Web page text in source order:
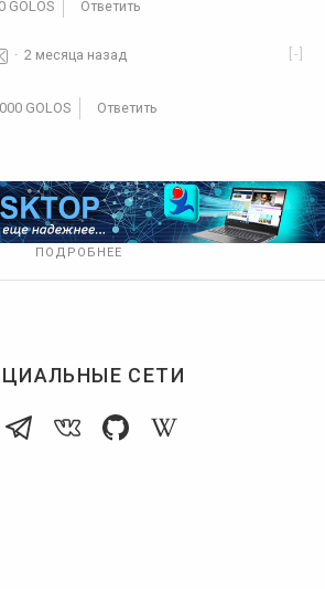
GOLOS Ответить
[-]
· 2 месяца назад
GOLOS Ответить
ПОДРОБНЕЕ
СЕТИ